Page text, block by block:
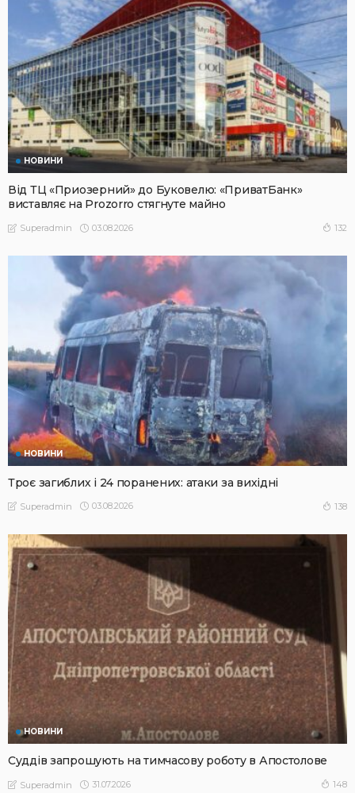
НОВИНИ
Від ТЦ «Приозерний» до Буковелю: «ПриватБанк»
виставляє на Prozorro стягнуте майно
Superadmin 03.08.2026 132
НОВИНИ
Троє загиблих і 24 поранених: атаки за вихідні
Superadmin 03.08.2026 138
НОВИНИ
Суддів запрошують на тимчасову роботу в Апостолове
Superadmin 31.07.2026 148